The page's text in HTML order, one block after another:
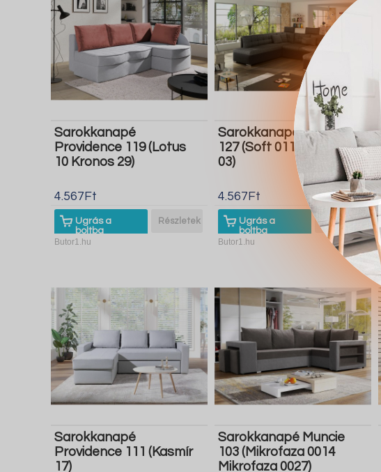
Sarokkanapé
Providence 119 (Lotus
10 Kronos 29)
4.567Ft
Ugrás a
boltba
Részletek
Butor1.hu
Sarokkanapé Comfivo
127 (Soft 011 Majorka
03)
4.567Ft
Ugrás a
boltba
Részletek
Butor1.hu
Sarokkanapé
Providence 111 (Kasmír
17)
Sarokkanapé Muncie
103 (Mikrofaza 0014
Mikrofaza 0027)